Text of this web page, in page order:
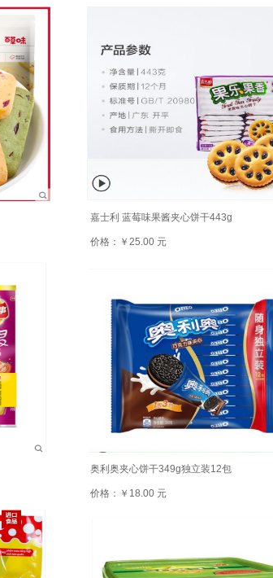
嘉士利 蓝莓味果酱夹心饼干443g
价格：￥25.00 元
奥利奥夹心饼干349g独立装12包
价格：￥18.00 元